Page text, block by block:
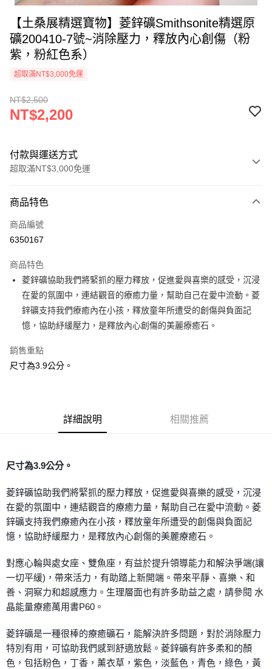
【土桑展精選寶物】菱鋅礦Smithsonite精選原
礦200410-7號~消除壓力，釋放內心創傷（粉
紫，粉紅色系）
超取滿NT$3,000免運
NT$2,500
NT$2,200
付款與運送方式
超取滿NT$3,000免運
信用卡一次付款
超商取貨付款
Apple Pay
街口支付
悠遊付
ATM付款
7-11取貨付款
賣家宅配幫您送（台灣）
每筆NT$80，滿NT$3,000(含以上)免運費
郵局幫你送（離島）
每筆NT$80，滿NT$3,000(含以上)免運費
免運費
商品特色
商品編號
6350167
商品特色
菱鋅礦協助我們將緊抓的壓力釋放，促進愛與喜樂的感受，沉浸
在愛的氛圍中，連結觀音的療癒力量，幫助自己在愛中流動。菱
鋅礦支持我們療癒內在小孩，釋放童年所遭受的創傷與負面記
憶，協助紓緩壓力，是釋放內心創傷的美麗療癒石。
銷售重點
尺寸為3.9公分。
詳細說明 相關推薦
尺寸為3.9公分。
菱鋅礦協助我們將緊抓的壓力釋放，促進愛與喜樂的感受，沉浸
在愛的氛圍中，連結觀音的療癒力量，幫助自己在愛中流動。菱
鋅礦支持我們療癒內在小孩，釋放童年所遭受的創傷與負面記
憶，協助紓緩壓力，是釋放內心創傷的美麗療癒石。
對應心輪與處女座、雙魚座，有益於提升領導能力和解決爭端(讓
一切平緩)，帶來活力，有助踏上新開端。帶來平靜、喜樂、和
善、洞察力和超感應力。生理層面也有許多助益之處，請參閱 水
晶能量療癒萬用書P60。
菱鋅礦是一種很棒的療癒礦石，能解決許多問題，對於消除壓力
特別有用，可協助我們感到舒適放鬆。菱鋅礦有許多柔和的顏
色，包括粉色，丁香，薰衣草，紫色，淡藍色，青色，綠色，黃